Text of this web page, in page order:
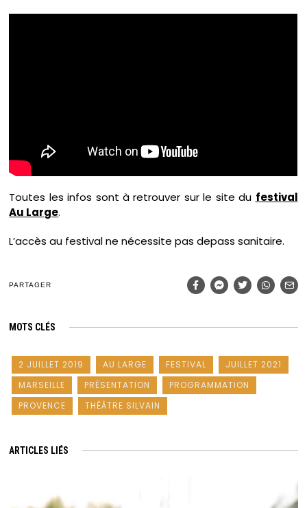
Toutes les infos sont à retrouver sur le site du festival
Au Large.
L’accès au festival ne nécessite pas depass sanitaire.
PARTAGER
MOTS CLÉS
2 JUILLET 2019 AU LARGE FESTIVAL
JUILLET 2021
MARSEILLE
PRÉSENTATION
PROGRAMMATION
PROVENCE
THÉÂTRE SILVAIN
ARTICLES LIÉS